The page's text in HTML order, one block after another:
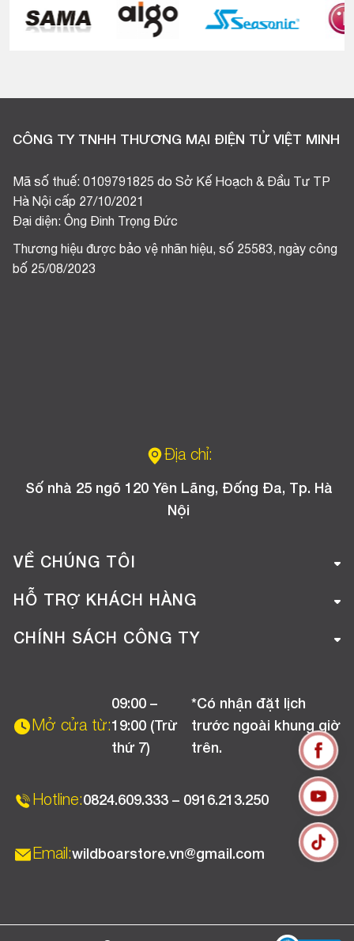
CÔNG TY TNHH THƯƠNG MẠI ĐIỆN TỬ VIỆT MINH
Mã số thuế: 0109791825 do Sở Kế Hoạch & Đầu Tư TP
Hà Nội cấp 27/10/2021
Đại diện: Ông Đinh Trọng Đức
Thương hiệu được bảo vệ nhãn hiệu, số 25583, ngày công
bố 25/08/2023
Địa chỉ:
Số nhà 25 ngõ 120 Yên Lãng, Đống Đa, Tp. Hà
Nội
VỀ CHÚNG TÔI
Giới thiệu công ty
Tuyển dụng
HỖ TRỢ KHÁCH HÀNG
Hướng dẫn mua hàng online
Chương trình khuyến mãi
CHÍNH SÁCH CÔNG TY
Chính sách bảo hành
Mở cửa từ:
09:00 –
19:00 (Trừ
thứ 7)
*Có nhận đặt lịch
trước ngoài khung giờ
trên.
Hotline:0824.609.333 – 0916.213.250
Email:wildboarstore.vn@gmail.com